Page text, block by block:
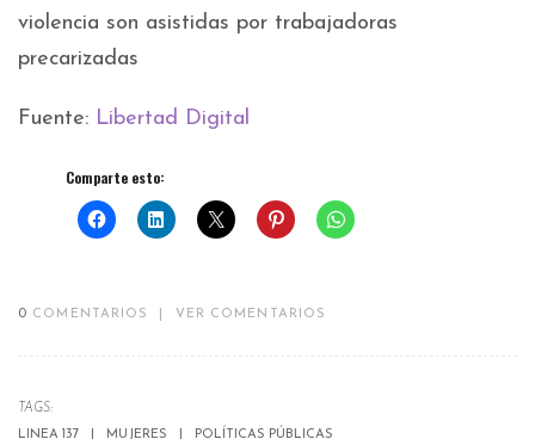
Fuente: Libertad Digital
Comparte esto:
0 COMENTARIOS VER COMENTARIOS
TAGS:
LINEA 137
MUJERES POLÍTICAS PÚBLICAS